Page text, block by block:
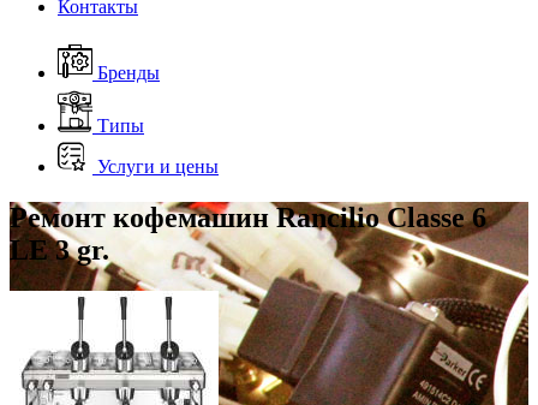
Контакты
Бренды
Типы
Услуги и цены
Ремонт кофемашин Rancilio Classe 6
LE 3 gr.